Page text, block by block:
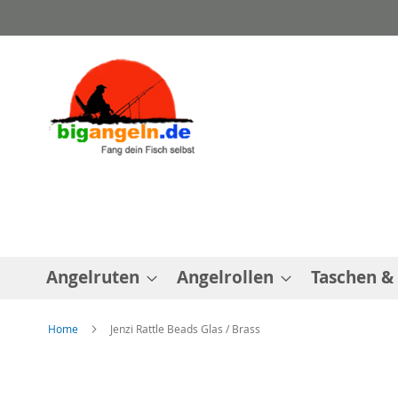
zum
Angelruten Angelrollen Taschen &
Home Jenzi Rattle Beads Glas / Brass